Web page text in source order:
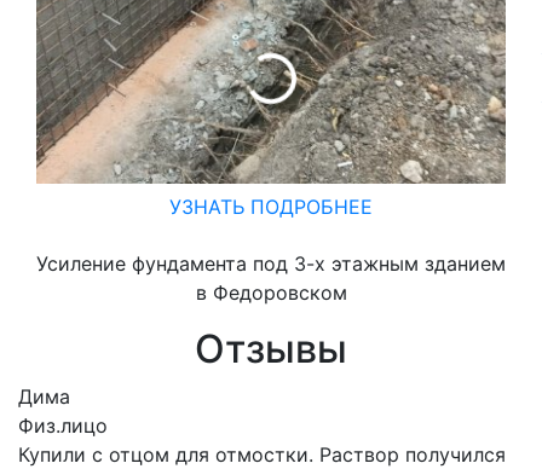
УЗНАТЬ ПОДРОБНЕЕ
Усиление фундамента под 3-х этажным зданием
в Федоровском
Отзывы
Дима
Физ.лицо
Купили с отцом для отмостки. Раствор получился